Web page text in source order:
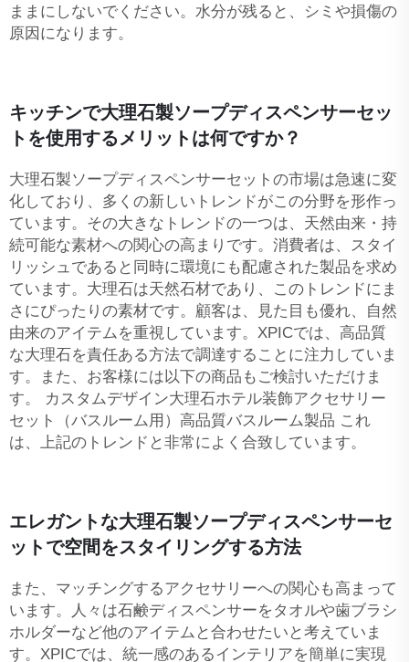
ままにしないでください。水分が残ると、シミや損傷の
原因になります。
キッチンで大理石製ソープディスペンサーセッ
トを使用するメリットは何ですか？
大理石製ソープディスペンサーセットの市場は急速に変
化しており、多くの新しいトレンドがこの分野を形作っ
ています。その大きなトレンドの一つは、天然由来・持
続可能な素材への関心の高まりです。消費者は、スタイ
リッシュであると同時に環境にも配慮された製品を求め
ています。大理石は天然石材であり、このトレンドにま
さにぴったりの素材です。顧客は、見た目も優れ、自然
由来のアイテムを重視しています。XPICでは、高品質
な大理石を責任ある方法で調達することに注力していま
す。また、お客様には以下の商品もご検討いただけま
す。
カスタムデザイン大理石ホテル装飾アクセサリー
セット（バスルーム用）高品質バスルーム製品 これ
は、上記のトレンドと非常によく合致しています。
エレガントな大理石製ソープディスペンサーセ
ットで空間をスタイリングする方法
また、マッチングするアクセサリーへの関心も高まって
います。人々は石鹸ディスペンサーをタオルや歯ブラシ
ホルダーなど他のアイテムと合わせたいと考えていま
す。XPICでは、統一感のあるインテリアを簡単に実現